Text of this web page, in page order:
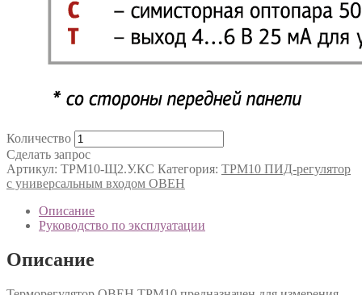
Количество
Сделать запрос
Артикул: ТРМ10-Щ2.У.КС Категория: ТРМ10 ПИД-регулятор
с универсальным входом ОВЕН
Описание
Руководство по эксплуатации
Описание